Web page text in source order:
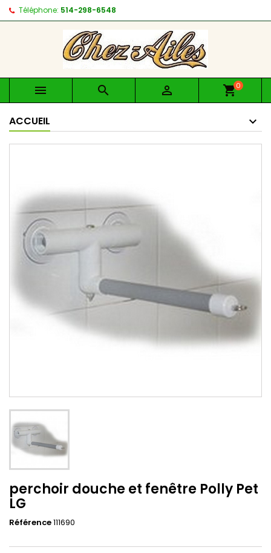
Téléphone: 514-298-6548
   shopping_cart0
ACCUEIL
perchoir douche et fenêtre Polly Pet
LG
Référence111690